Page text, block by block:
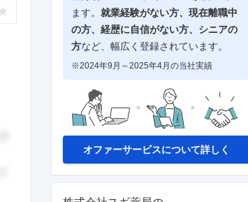
ます。 就業経験がない方、現在離職中
の方、 経歴に自信がない方、シニアの
方など、幅広く登録されています。
※2024年9月～2025年4月の当社実績
オファーサービスについて詳しく